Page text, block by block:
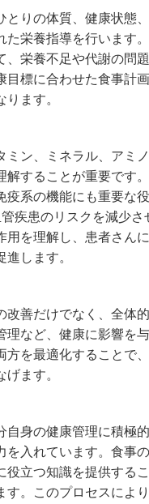
とりの体質、健康状態
た栄養指導を行います
栄養不足や代謝の問
目標に合わせた食事計
ます。
ン、ミネラル、アミ
することが重要です
系の機能にも重要な
疾患のリスクを減少さ
を理解し、患者さん
します。
善だけでなく、全体
理など、健康に影響を
を最適化することで
ます。
身の健康管理に積極
入れています。食事
役立つ知識を提供する
す。このプロセスによ